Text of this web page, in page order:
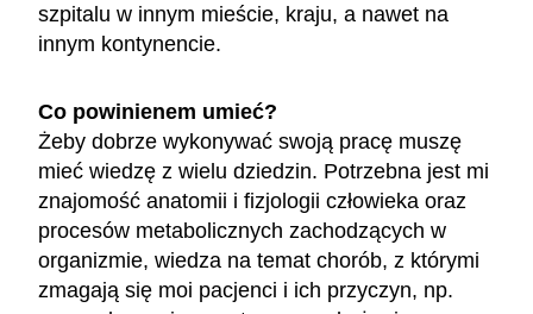
szpitalu w innym mieście, kraju, a nawet na
innym kontynencie.
Co powinienem umieć?
Żeby dobrze wykonywać swoją pracę muszę
mieć wiedzę z wielu dziedzin. Potrzebna jest mi
znajomość anatomii i fizjologii człowieka oraz
procesów metabolicznych zachodzących w
organizmie, wiedza na temat chorób, z którymi
zmagają się moi pacjenci i ich przyczyn, np.